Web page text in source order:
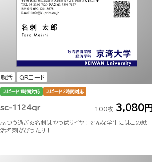
就活 QRコード
スピード1時間対応 スピード3時間対応
sc-1124qr 100枚 3,080円
ふつう過ぎる名刺はやっぱりイヤ！そんな学生にはこの就
活名刺がぴったり！